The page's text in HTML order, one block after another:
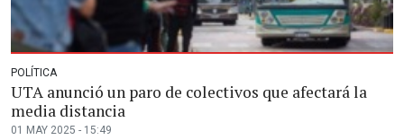
POLÍTICA
UTA anunció un paro de colectivos que afectará la
media distancia
01 MAY 2025 - 15:49